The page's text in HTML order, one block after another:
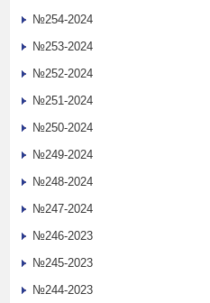
№254-2024
№253-2024
№252-2024
№251-2024
№250-2024
№249-2024
№248-2024
№247-2024
№246-2023
№245-2023
№244-2023